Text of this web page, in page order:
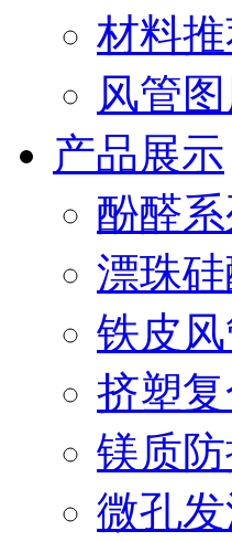
材料
风管
产品展示
酚醛
漂珠
铁皮
挤塑
镁质
微孔